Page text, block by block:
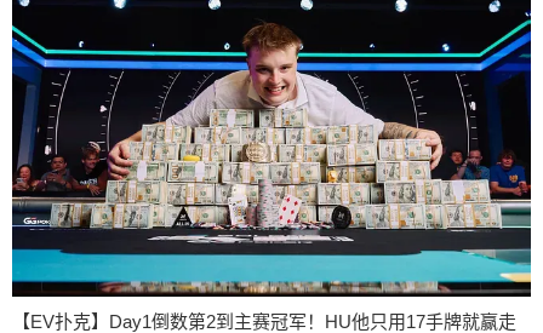
【EV扑克】Day1倒数第2到主赛冠军！HU他只用17手牌就赢走